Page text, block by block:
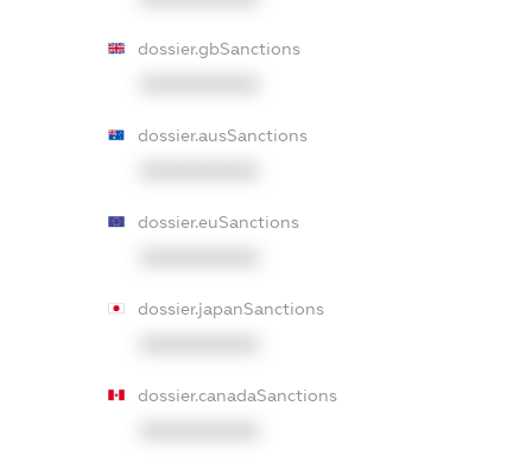
dossier.gbSanctions
dossier.ausSanctions
dossier.euSanctions
dossier.japanSanctions
dossier.canadaSanctions